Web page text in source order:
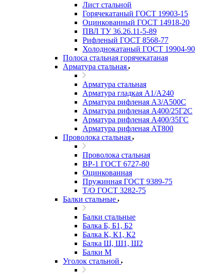
Лист стальной
Горячекатаный ГОСТ 19903-15
Оцинкованный ГОСТ 14918-20
ПВЛ ТУ 36.26.11-5-89
Рифленый ГОСТ 8568-77
Холоднокатаный ГОСТ 19904-90
Полоса стальная горячекатаная
Арматура стальная
Арматура стальная
Арматура гладкая А1/А240
Арматура рифленая А3/А500С
Арматура рифленая А400/25Г2С
Арматура рифленая А400/35ГС
Арматура рифленая АТ800
Проволока стальная
Проволока стальная
ВР-1 ГОСТ 6727-80
Оцинкованная
Пружинная ГОСТ 9389-75
Т/О ГОСТ 3282-75
Балки стальные
Балки стальные
Балка Б, Б1, Б2
Балка К, К1, К2
Балка Ш, Ш1, Ш2
Балки М
Уголок стальной